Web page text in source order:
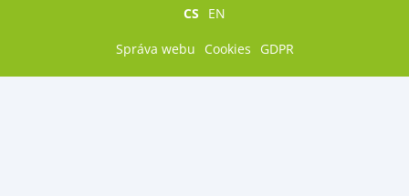
CS EN
Správa webu Cookies GDPR